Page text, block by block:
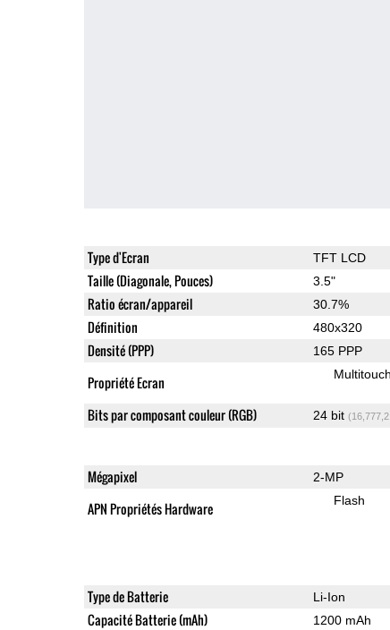
Type d'Ecran TFT LCD
Taille (Diagonale, Pouces) 3.5"
Ratio écran/appareil 30.7%
Définition 480x320
Densité (PPP) 165 PPP
Propriété Ecran Multitouch
Bits par composant couleur (RGB) 24 bit
Mégapixel 2-MP
APN Propriétés Hardware Flash
Type de Batterie Li-Ion
Capacité Batterie (mAh) 1200 mAh